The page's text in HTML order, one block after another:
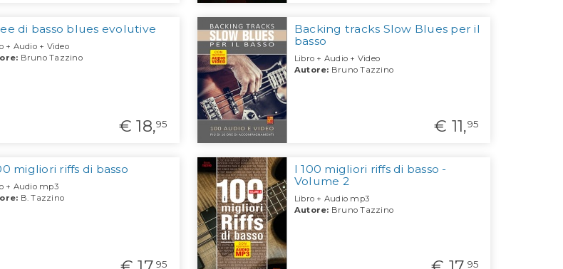
di basso blues evolutive
+ Audio + Video
Bruno Tazzino
€ 18,95
Backing tracks Slow Blues per il
basso
Libro + Audio + Video
Autore: Bruno Tazzino
€ 11,95
migliori riffs di basso
+ Audio mp3
B. Tazzino
95
I 100 migliori riffs di basso -
Volume 2
Libro + Audio mp3
Autore: Bruno Tazzino
95